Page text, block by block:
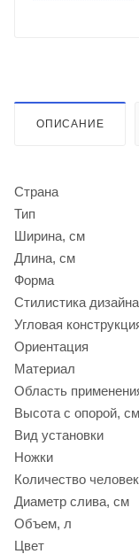
ОПИСАНИЕ
Страна
Тип
Ширина, см
Длина, см
Форма
Стилистика дизайна
Угловая
Ориентация
Материал
Область
Высота с опорой, см
Вид установки
Ножки
Количество человек
Диаметр слива, см
Объем, л
Цвет